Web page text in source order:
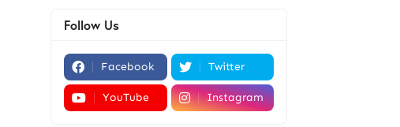
Follow Us
Facebook Twitter
YouTube Instagram